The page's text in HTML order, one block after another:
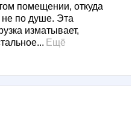
помещении, откуда
не по душе. Эта
изматывает,
Ещё